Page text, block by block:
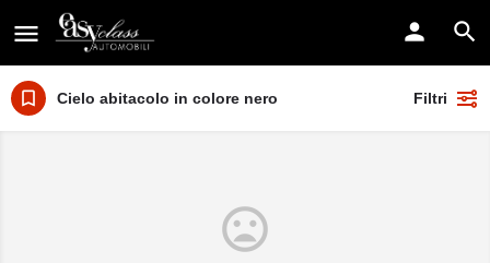
Cielo abitacolo in colore nero Filtri